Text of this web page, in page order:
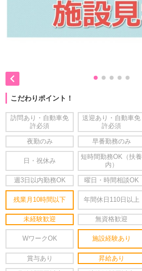

こだわりポイント！
訪問あり・自動車免
許必須
送迎あり・自動車免
許必須
夜勤のみ 早番勤務のみ
日・祝休み
短時間勤務OK（扶養
内）
週3日以内勤務OK 曜日・時間相談OK
残業月10時間以下 年間休日110日以上
未経験歓迎 無資格歓迎
WワークOK 施設経験あり
賞与あり 昇給あり